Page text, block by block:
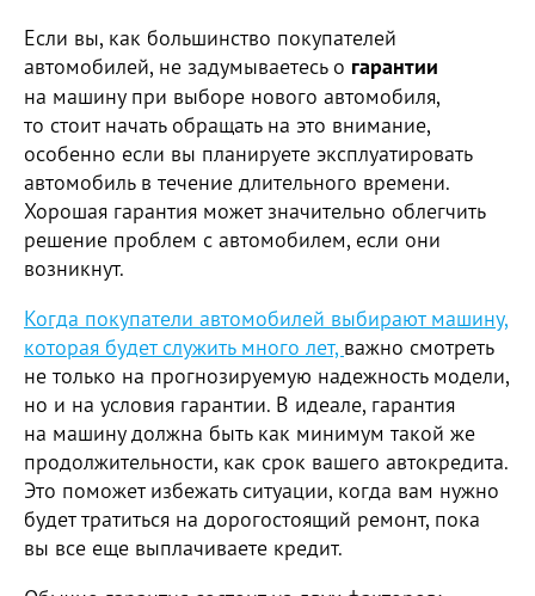
Если вы, как большинство покупателей
автомобилей, не задумываетесь о гарантии
на машину при выборе нового автомобиля,
то стоит начать обращать на это внимание,
особенно если вы планируете эксплуатировать
автомобиль в течение длительного времени.
Хорошая гарантия может значительно облегчить
решение проблем с автомобилем, если они
возникнут.
Когда покупатели автомобилей выбирают машину,
которая будет служить много лет, важно смотреть
не только на прогнозируемую надежность модели,
но и на условия гарантии. В идеале, гарантия
на машину должна быть как минимум такой же
продолжительности, как срок вашего автокредита.
Это поможет избежать ситуации, когда вам нужно
будет тратиться на дорогостоящий ремонт, пока
вы все еще выплачиваете кредит.